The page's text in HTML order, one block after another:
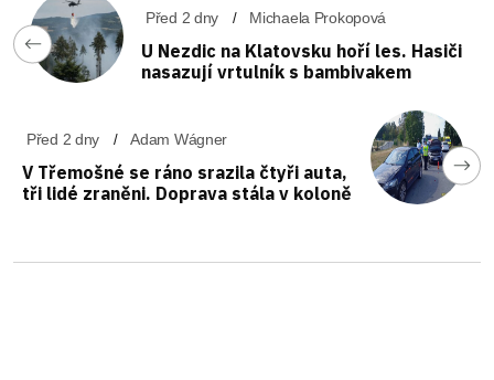
Před 2 dny Michaela Prokopová
U Nezdic na Klatovsku hoří les. Hasiči
nasazují vrtulník s bambivakem
Před 2 dny Adam Wágner
V Třemošné se ráno srazila čtyři auta,
tři lidé zraněni. Doprava stála v koloně